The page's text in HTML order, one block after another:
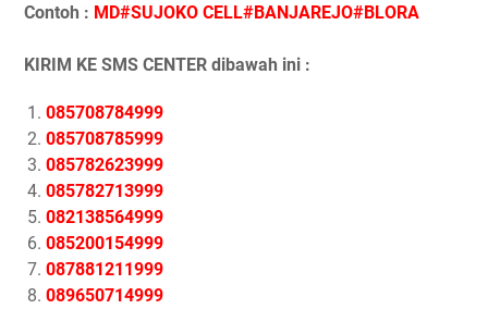
Contoh : MD#SUJOKO CELL#BANJAREJO#BLORA
KIRIM KE SMS CENTER dibawah ini :
085708784999
085708785999
085782623999
085782713999
082138564999
085200154999
087881211999
089650714999